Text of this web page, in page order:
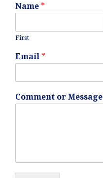
Name *
First
Email *
Comment or Message